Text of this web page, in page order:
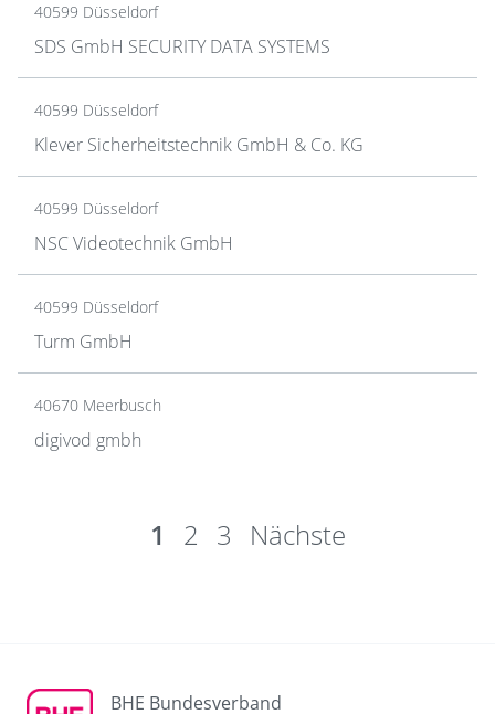
40599 Düsseldorf
SDS GmbH SECURITY DATA SYSTEMS
40599 Düsseldorf
Klever Sicherheitstechnik GmbH & Co. KG
40599 Düsseldorf
NSC Videotechnik GmbH
40599 Düsseldorf
Turm GmbH
40670 Meerbusch
digivod gmbh
1 2 3 Nächste
BHE Bundesverband